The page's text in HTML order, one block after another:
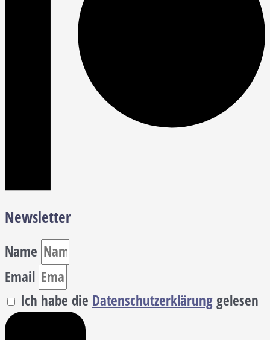
Newsletter
Name
Email
Ich habe die Datenschutzerklärunggelesen